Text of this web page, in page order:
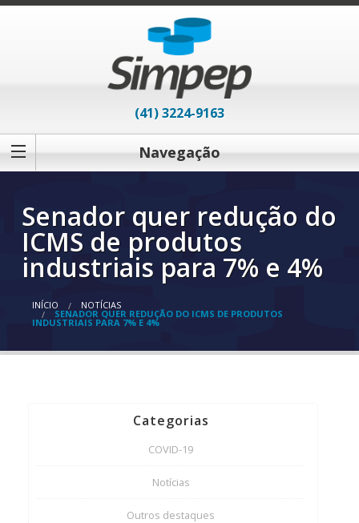
(41) 3224-9163
Navegação
Senador quer redução do
ICMS de produtos
industriais para 7% e 4%
INÍCIO NOTÍCIAS
SENADOR QUER REDUÇÃO DO ICMS DE PRODUTOS
INDUSTRIAIS PARA 7% E 4%
Categorias
COVID-19
Notícias
Outros destaques